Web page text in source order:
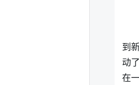
到
动
在